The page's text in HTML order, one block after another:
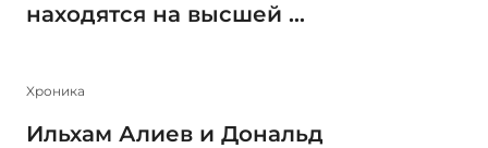
находятся на высшей ...
Xроника
Ильхам Алиев и Дональд